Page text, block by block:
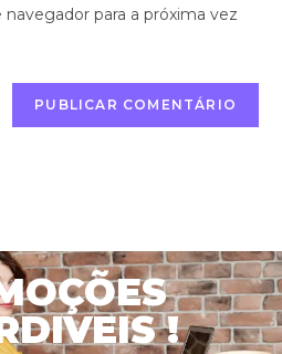
para a próxima vez
!